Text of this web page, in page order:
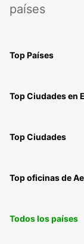
países
Top Países
Top Ciudades en
Top Ciudades
Top oficinas de
Todos los países